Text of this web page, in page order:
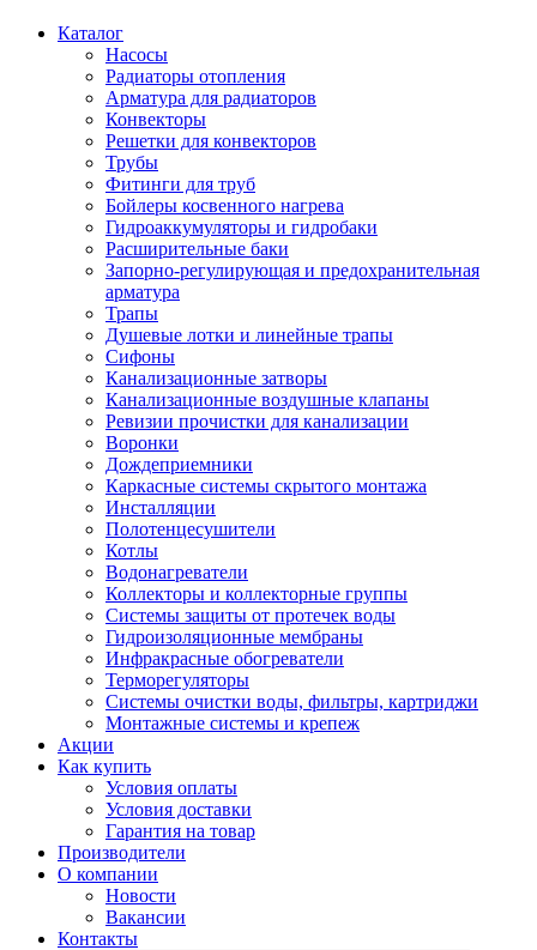
Каталог
Насосы
Радиаторы отопления
Арматура для радиаторов
Конвекторы
Решетки для конвекторов
Трубы
Фитинги для труб
Бойлеры косвенного нагрева
Гидроаккумуляторы и гидробаки
Расширительные баки
Запорно-регулирующая и предохранительная
арматура
Трапы
Душевые лотки и линейные трапы
Сифоны
Канализационные затворы
Канализационные воздушные клапаны
Ревизии прочистки для канализации
Воронки
Дождеприемники
Каркасные системы скрытого монтажа
Инсталляции
Полотенцесушители
Котлы
Водонагреватели
Коллекторы и коллекторные группы
Системы защиты от протечек воды
Гидроизоляционные мембраны
Инфракрасные обогреватели
Терморегуляторы
Системы очистки воды, фильтры, картриджи
Монтажные системы и крепеж
Акции
Как купить
Условия оплаты
Условия доставки
Гарантия на товар
Производители
О компании
Новости
Вакансии
Контакты